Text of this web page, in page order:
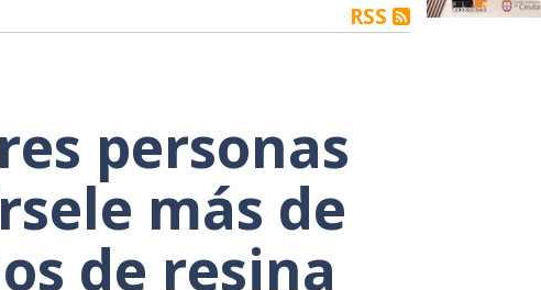
RSS
personas
más de
de resina